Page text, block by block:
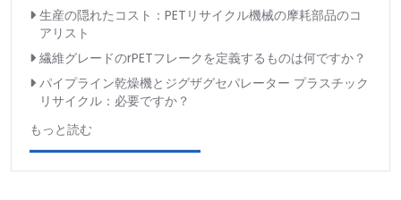
生産の隠れたコスト：PETリサイクル機械の摩耗部品のコ
アリスト
繊維グレードのrPETフレークを定義するものは何ですか？
パイプライン乾燥機とジグザグセパレーター プラスチック
リサイクル：必要ですか？
もっと読む